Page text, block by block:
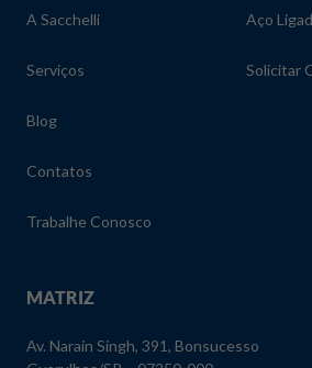
A Sacchelli
Serviços
Blog
Contatos
Trabalhe Conosco
Aço
Solicitar
MATRIZ
Av. Narain Singh, 391, Bonsucesso